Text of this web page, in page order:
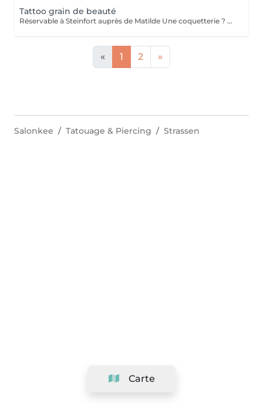
Tattoo grain de beauté
Réservable à Steinfort auprès de Matilde Une coquetterie ? Accentuer un grain de beauté déjà existant ? Une jolie mouche à la Maryline Monroe ? Au choix... Sans douleur, pas de retouche nécessaire ( mais comprise si besoin ), longue durée dans le temps ( jusqu'à 18 mois )
« 1 2 »
Carte
Salonkee Tatouage & Piercing Strassen